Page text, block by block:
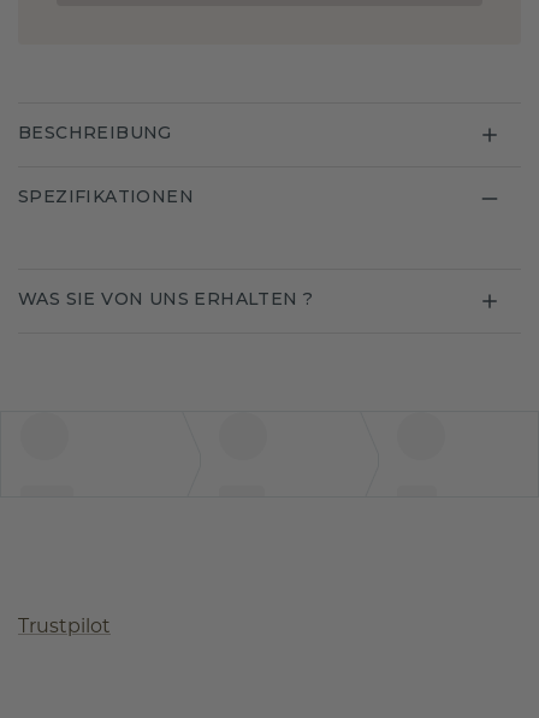
BESCHREIBUNG
SPEZIFIKATIONEN
WAS SIE VON UNS ERHALTEN ?
Trustpilot